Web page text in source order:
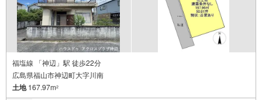
福塩線 「神辺」駅 徒歩22分
広島県福山市神辺町大字川南
土地167.97m2